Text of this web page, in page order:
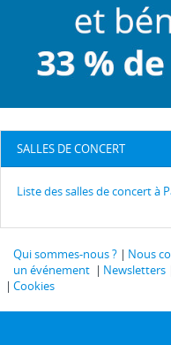
SALLES DE CONCERT
Liste des salles de concert à
Qui sommes-nous ? Nous
un événement
Newsletters
Cookies